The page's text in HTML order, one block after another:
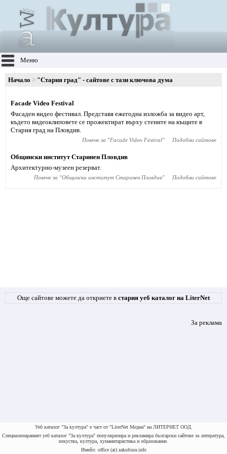
Меню
Начало "Стария град" - сайтове с тази ключова дума
Facade Video Festival
Фасаден видео фестивал. Представя ежегодна изложба за видео арт,
където видеоклиповете се прожектират върху стените на къщите в
Стария град на Пловдив.
Повече за "Facade Video Festival" Подобни сайтове
Общински институт Старинен Пловдив
Архитектурно-музеен резерват.
Повече за "Общински институт Старинен Пловдив" Подобни сайтове
Още сайтове можете да откриете в стария уеб каталог на LiterNet
За реклама
Уеб каталог "За култура" е част от "LiterNet Медиа" на ЛИТЕРНЕТ ООД.
Специализираният уеб каталог "За култура" популяризира и рекламира български сайтове за литература,
изкуства, култура, хуманитаристика и образование.
Имейл: office (at) zakultura.info